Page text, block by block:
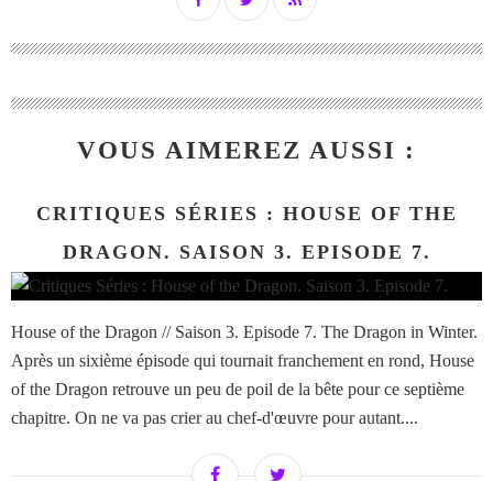
VOUS AIMEREZ AUSSI :
CRITIQUES SÉRIES : HOUSE OF THE
DRAGON. SAISON 3. EPISODE 7.
House of the Dragon // Saison 3. Episode 7. The Dragon in Winter.
Après un sixième épisode qui tournait franchement en rond, House
of the Dragon retrouve un peu de poil de la bête pour ce septième
chapitre. On ne va pas crier au chef-d'œuvre pour autant....